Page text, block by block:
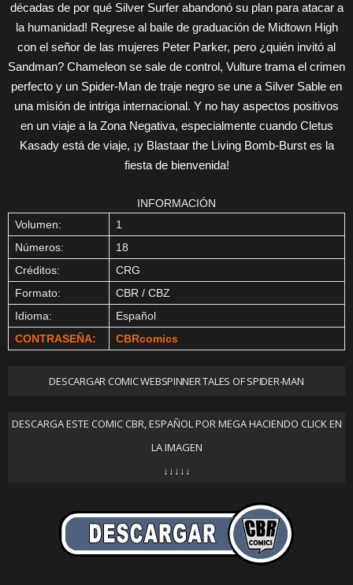
décadas de por qué Silver Surfer abandonó su plan para atacar a
la humanidad! Regrese al baile de graduación de Midtown High
con el señor de las mujeres Peter Parker, pero ¿quién invitó al
Sandman? Chameleon se sale de control, Vulture trama el crimen
perfecto y un Spider-Man de traje negro se une a Silver Sable en
una misión de intriga internacional. Y no hay aspectos positivos
en un viaje a la Zona Negativa, especialmente cuando Cletus
Kasady está de viaje, ¡y Blastaar the Living Bomb-Burst es la
fiesta de bienvenida!
INFORMACIÓN
Volumen:
1
Números:
18
Créditos:
CRG
Formato:
CBR / CBZ
Idioma:
Español
CONTRASEÑA:
CBRcomics
DESCARGAR COMIC WEBSPINNER TALES OF SPIDER-MAN
DESCARGA ESTE COMIC CBR, ESPAÑOL POR MEGA HACIENDO CLICK EN
LA IMAGEN
↓↓↓↓↓